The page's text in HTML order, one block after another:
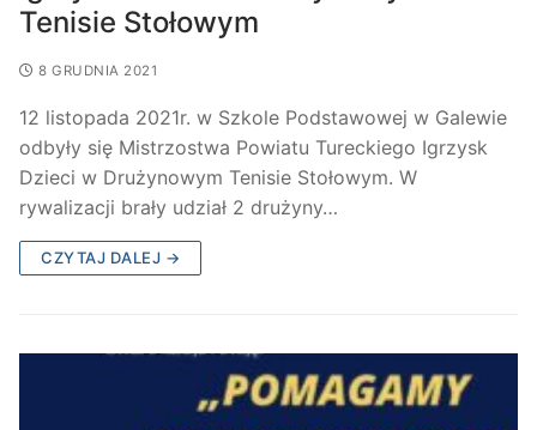
Tenisie Stołowym
8 GRUDNIA 2021
12 listopada 2021r. w Szkole Podstawowej w Galewie
odbyły się Mistrzostwa Powiatu Tureckiego Igrzysk
Dzieci w Drużynowym Tenisie Stołowym. W
rywalizacji brały udział 2 drużyny…
CZYTAJ DALEJ →